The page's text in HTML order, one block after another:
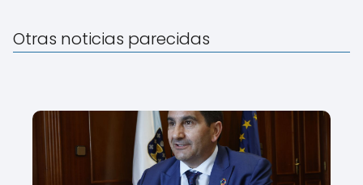
Otras noticias parecidas